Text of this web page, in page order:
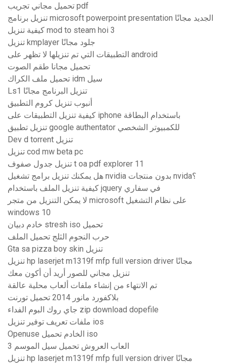
تحميل مجاني تجريب pdf
تنزيل برنامج microsoft powerpoint presentation الجديد مجانًا
كيفية تنزيل mod to steam hoi 3
تنزيل kmplayer جلود مجانًا
التطبيقات التي تم تنزيلها لا تظهر على android
تحميل مجانا طقم الصوت
تحميل ملف الكراك idm سيل
Ls1 تنزيل البرنامج مجانًا
أنبوب تنزيل كروم التطبيق
كيفية تنزيل التطبيقات على iphone باستخدام البطاقة
تنزيل تطبيق google authentator للكمبيوتر الشخصي
Dev d torrent تنزيل
تنزيل cod mw beta pc
تنزيل جدول صفوف t oa pdf explorer 11
هل يمكنك تنزيل برامج تشغيل nvidia بدون منتجات nvida؟
كيفية تنزيل الملف باستخدام jquery في سفاري
لا يمكن التنزيل من متجر microsoft على نظام التشغيل
windows 10
خادم دبيان stresh iso تحميل
حرب النجوم الثلج تحميل الملف
Gta sa pizza boy skin تنزيل
تنزيل hp laserjet m1319f mfp full version driver مجانًا
تنزيل مجاني للصور أريد أن أكون معك
تم الانتهاء من إنشاء ملفات ألعاب محلية عالقة
بلاكفورد مانور 2014 تحميل تورنت
جاي روك البوم الفداء zip download dopefile
ملفات تعريف توفير تنزيل ios
Openuse الخادم تحميل iso
العاب العروش تحميل سيل الموسم 3
تنزيل hp laserjet m1319f mfp full version driver مجانًا